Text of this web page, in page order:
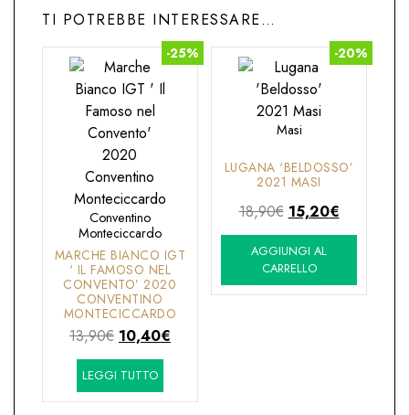
TI POTREBBE INTERESSARE…
-25%
Conventino
Monteciccardo
MARCHE BIANCO IGT
‘ IL FAMOSO NEL
CONVENTO’ 2020
CONVENTINO
MONTECICCARDO
13,90€ Il
prezzo
originale
era:
10,40€Il
è:
LEGGI TUTTO
-20%
Masi
LUGANA ‘BELDOSSO’
2021 MASI
18,90€ Il
prezzo
originale
era:
18,90€.
15,20€Il
prezzo
15,20€.
AGGIUNGI AL
CARRELLO